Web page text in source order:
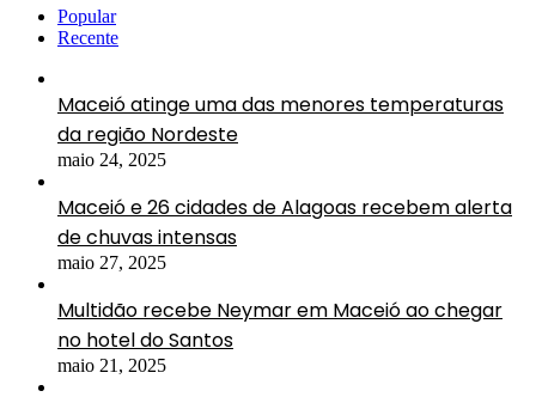
Popular
Recente
Maceió atinge uma das menores temperaturas
da região Nordeste
maio 24, 2025
Maceió e 26 cidades de Alagoas recebem alerta
de chuvas intensas
maio 27, 2025
Multidão recebe Neymar em Maceió ao chegar
no hotel do Santos
maio 21, 2025